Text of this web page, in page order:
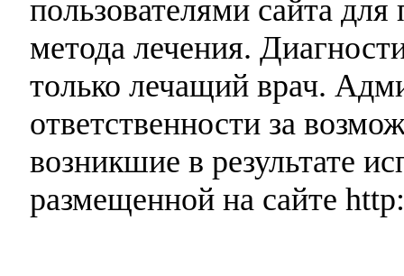
пользователями сайта
метода лечения.
только лечащий врач.
ответственности за
возникшие в результате
размещенной на сайте